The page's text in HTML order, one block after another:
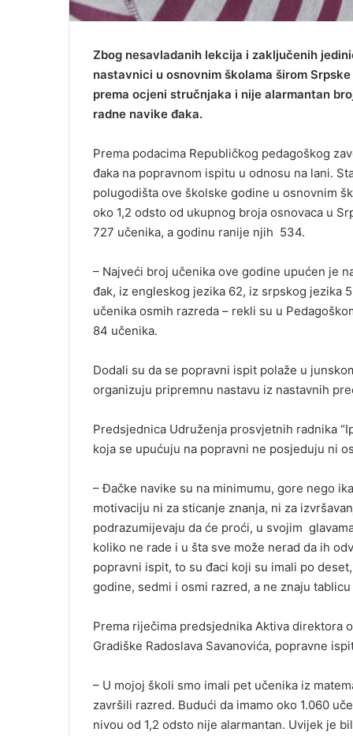
Zbog nesavladanih lekcija i zaključenih
nastavnici u osnovnim školama širom
prema ocjeni stručnjaka i nije alarmantan
radne navike đaka.
Prema podacima Republičkog pedagoškog
đaka na popravnom ispitu u odnosu na lani.
polugodišta ove školske godine u osnovnim
oko 1,2 odsto od ukupnog broja osnovaca u
727 učenika, a godinu ranije njih 534.
– Najveći broj učenika ove godine upućen je
đak, iz engleskog jezika 62, iz srpskog jezika
učenika osmih razreda – rekli su u
84 učenika.
Dodali su da se popravni ispit polaže u
organizuju pripremnu nastavu iz nastavnih
Predsjednica Udruženja prosvjetnih radnika
koja se upućuju na popravni ne posjeduju ni
– Đačke navike su na minimumu, gore nego
motivaciju ni za sticanje znanja, ni za
podrazumijevaju da će proći, u svojim
koliko ne rade i u šta sve može nerad da ih
popravni ispit, to su đaci koji su imali po
godine, sedmi i osmi razred, a ne znaju
Prema riječima predsjednika Aktiva direktora
Gradiške Radoslava Savanovića, popravne
– U mojoj školi smo imali pet učenika iz
završili razred. Budući da imamo oko 1.060
nivou od 1,2 odsto nije alarmantan. Uvijek je